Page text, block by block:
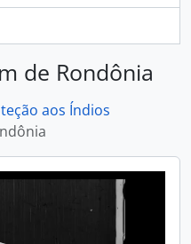
de Rondônia
aos Índios